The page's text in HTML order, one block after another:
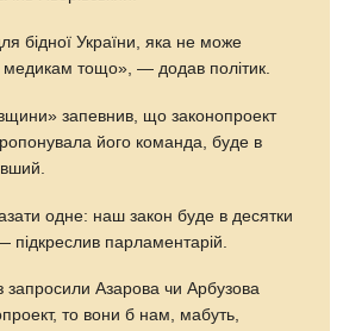
бідної України, яка не може
медикам тощо», — додав політик.
запевнив, що законопроект
його команда, буде в
одне: наш закон буде в десятки
парламентарій.
запросили Азарова чи Арбузова
то вони б нам, мабуть,